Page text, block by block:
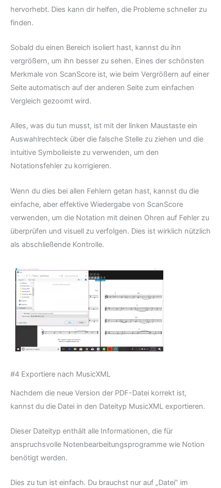
hervorhebt. Dies kann dir helfen, die Probleme schneller zu
finden.
Sobald du einen Bereich isoliert hast, kannst du ihn
vergrößern, um ihn besser zu sehen. Eines der schönsten
Merkmale von ScanScore ist, wie beim Vergrößern auf einer
Seite automatisch auf der anderen Seite zum einfachen
Vergleich gezoomt wird.
Alles, was du tun musst, ist mit der linken Maustaste ein
Auswahlrechteck über die falsche Stelle zu ziehen und die
intuitive Symbolleiste zu verwenden, um den
Notationsfehler zu korrigieren.
Wenn du dies bei allen Fehlern getan hast, kannst du die
einfache, aber effektive Wiedergabe von ScanScore
verwenden, um die Notation mit deinen Ohren auf Fehler zu
überprüfen und visuell zu verfolgen. Dies ist wirklich nützlich
als abschließende Kontrolle.
#4 Exportiere nach MusicXML
Nachdem die neue Version der PDF-Datei korrekt ist,
kannst du die Datei in den Dateityp MusicXML exportieren.
Dieser Dateityp enthält alle Informationen, die für
anspruchsvolle Notenbearbeitungsprogramme wie Notion
benötigt werden.
Dies zu tun ist einfach. Du brauchst nur auf „Datei“ im